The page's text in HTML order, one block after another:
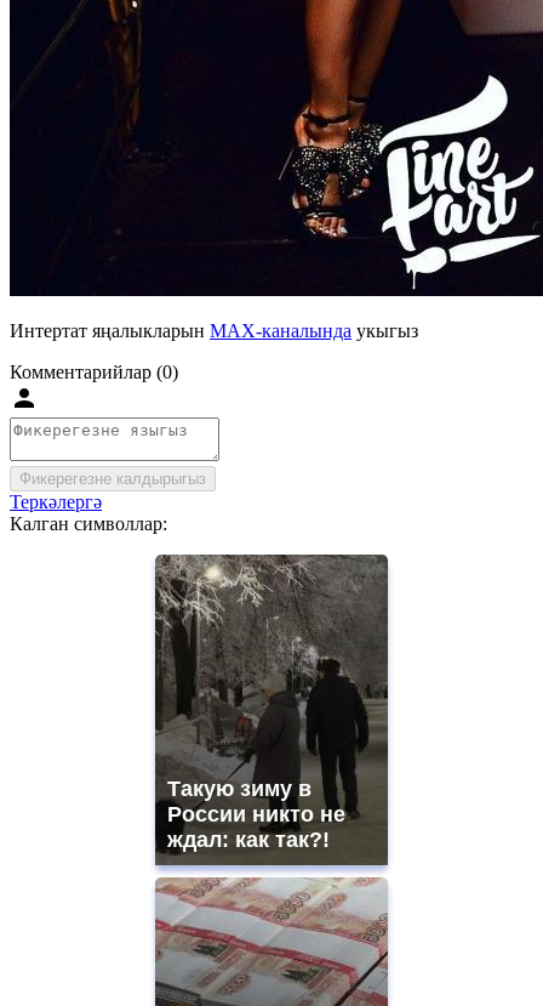
Интертат яңалыкларын MAX-каналында укыгыз
Комментарийлар (0)
Фикерегезне калдырыгыз
Теркәлергә
Калган символлар:
Такую зиму в
России никто не
ждал: как так?!